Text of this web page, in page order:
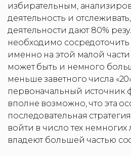
избирательным,
деятельность и
деятельности дают 80%
необходимо
именно на этой малой
может быть и немного
меньше заветного числа
первоначальный источник
вполне возможно, что эта
последовательная
войти в число тех
владеют большей частью